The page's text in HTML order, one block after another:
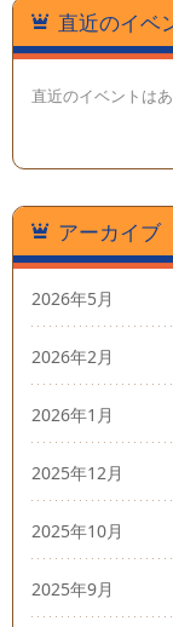
直近のイベ
直近のイベントはあ
アーカイブ
2026年5月
2026年2月
2026年1月
2025年12月
2025年10月
2025年9月